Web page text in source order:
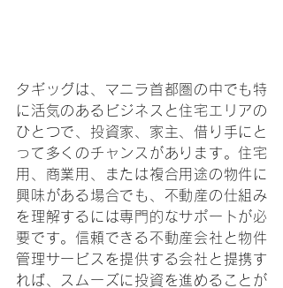
タギッグは、マニラ首都圏の中でも特
に活気のあるビジネスと住宅エリアの
ひとつで、投資家、家主、借り手にと
って多くのチャンスがあります。住宅
用、商業用、または複合用途の物件に
興味がある場合でも、不動産の仕組み
を理解するには専門的なサポートが必
要です。信頼できる不動産会社と物件
管理サービスを提供する会社と提携す
れば、スムーズに投資を進めることが